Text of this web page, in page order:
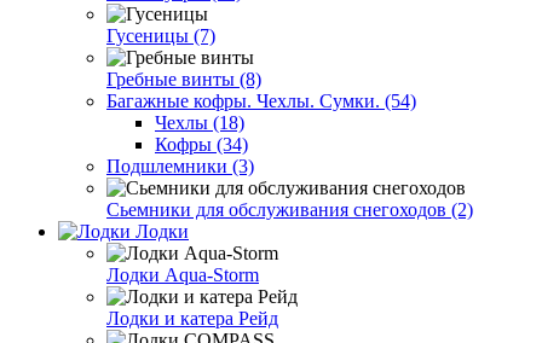
Гусеницы (7)
Гребные винты (8)
Багажные кофры. Чехлы. Сумки. (54)
Чехлы (18)
Кофры (34)
Подшлемники (3)
Сьемники для обслуживания снегоходов (2)
Лодки
Лодки Aqua-Storm
Лодки и катера Рейд